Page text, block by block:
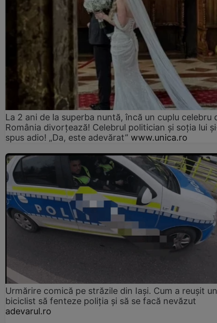
La 2 ani de la superba nuntă, încă un cuplu celebru
România divorțează! Celebrul politician și soția lui
spus adio! „Da, este adevărat” www.unica.ro
Urmărire comică pe străzile din Iași. Cum a reușit un
biciclist să fenteze poliția și să se facă nevăzut
adevarul.ro